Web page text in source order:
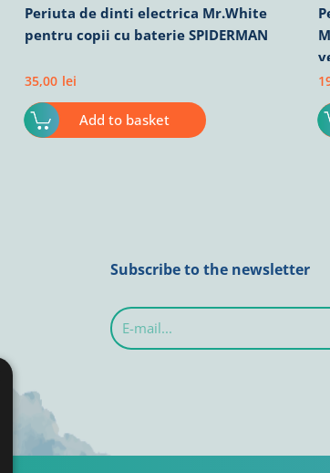
Periuta de dinti electrica Mr.White
pentru copii cu baterie SPIDERMAN
35,00 lei
Add to basket
Subscribe to the newsletter
E-
mail...